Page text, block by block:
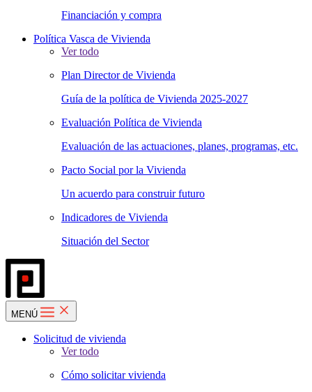
Financiación y compra
Política Vasca de Vivienda
Ver todo
Plan Director de Vivienda
Guía de la política de Vivienda 2025-2027
Evaluación Política de Vivienda
Evaluación de las actuaciones, planes, programas, etc.
Pacto Social por la Vivienda
Un acuerdo para construir futuro
Indicadores de Vivienda
Situación del Sector
MENÚ
Solicitud de vivienda
Ver todo
Cómo solicitar vivienda